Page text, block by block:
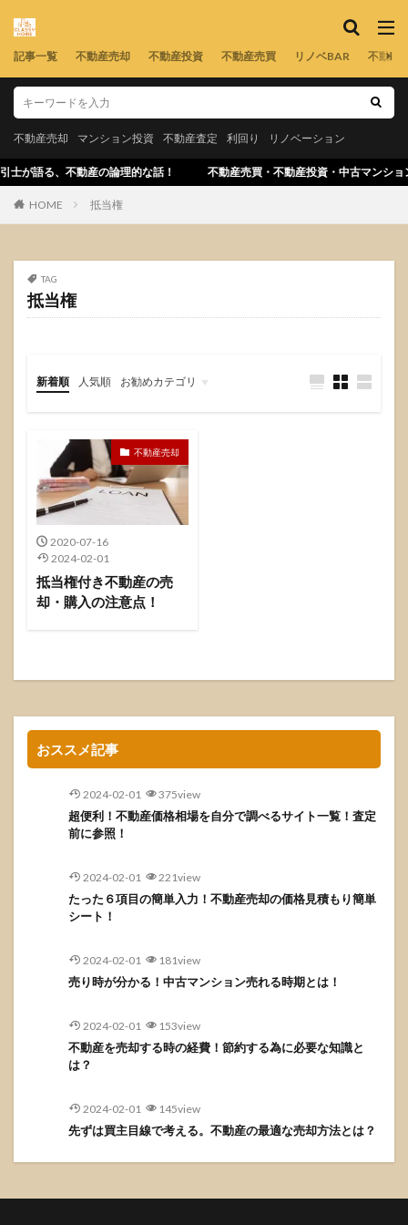
記事一覧 不動産売却 不動産投資 不動産売買 リノベBAR 不動産
不動産売却 マンション投資 不動産査定 利回り リノベーション
士が語る、不動産の論理的な話！ 不動産売買・不動産投資・中古マンション
HOME 抵当権
TAG
抵当権
新着順 人気順 お勧めカテゴリ
不動産売却
2020-07-16
2024-02-01
抵当権付き不動産の売
却・購入の注意点！
おススメ記事
2024-02-01 375view
超便利！不動産価格相場を自分で調べるサイト一覧！査定
前に参照！
2024-02-01 221view
たった６項目の簡単入力！不動産売却の価格見積もり簡単
シート！
2024-02-01 181view
売り時が分かる！中古マンション売れる時期とは！
2024-02-01 153view
不動産を売却する時の経費！節約する為に必要な知識と
は？
2024-02-01 145view
先ずは買主目線で考える。不動産の最適な売却方法とは？